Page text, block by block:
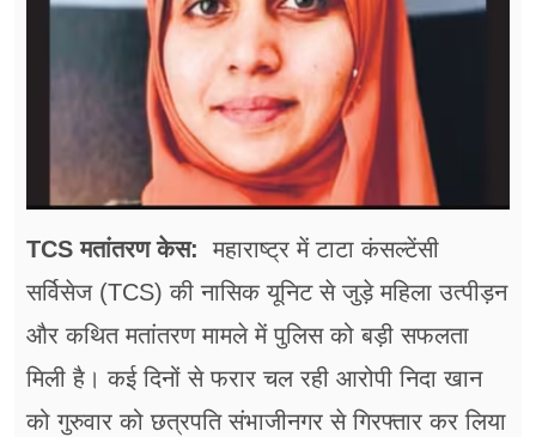
अन्य खबरें
TCS मतांतरण केस: महाराष्ट्र में टाटा कंसल्टेंसी
सर्विसेज (TCS) की नासिक यूनिट से जुड़े महिला उत्पीड़न
और कथित मतांतरण मामले में पुलिस को बड़ी सफलता
मिली है। कई दिनों से फरार चल रही आरोपी निदा खान
को गुरुवार को छत्रपति संभाजीनगर से गिरफ्तार कर लिया